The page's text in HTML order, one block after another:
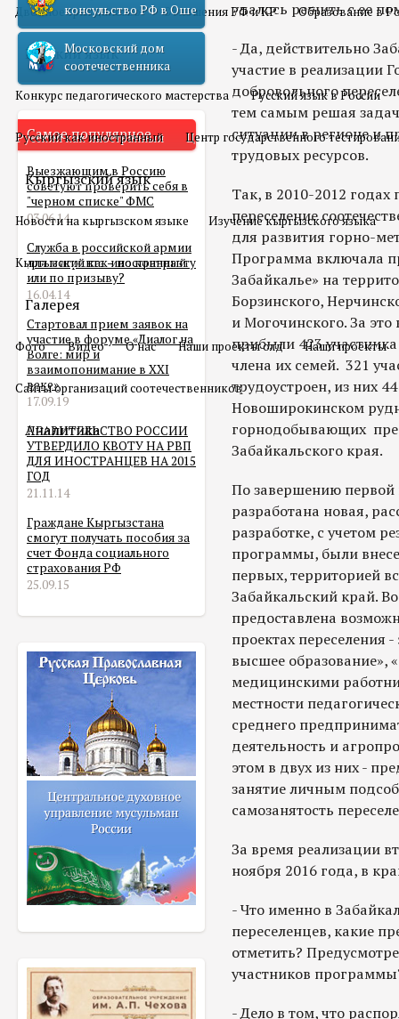
Двойное гражданство Отношения РФ и КР Образование в
Русский язык
Конкурс педагогического мастерства Русский язык в России
Русский как иностранный Центр государственного
Кыргызский язык
Новости на кыргызском языке Изучение кыргызского языка
Кыргызский как иностранный
Галерея
Фото Видео О нас Наши проекты олд Наши проекты
Сайты организаций соотечественников
Аналитика
консульство РФ в Оше
Московский дом
соотечественника
Самое популярное
Выезжающим в Россию
советуют проверить себя в
"черном списке" ФМС
03.06.14
Служба в российской армии
для мигранта – по контракту
или по призыву?
16.04.14
Стартовал прием заявок на
участие в форуме «Диалог на
Волге: мир и
взаимопонимание в XXI
веке»
17.09.19
ПРАВИТЕЛЬСТВО РОССИИ
УТВЕРДИЛО КВОТУ НА РВП
ДЛЯ ИНОСТРАНЦЕВ НА 2015
ГОД
21.11.14
Граждане Кыргызстана
смогут получать пособия за
счет Фонда социального
страхования РФ
25.09.15
удалось решить с ее
- Да, действительно
участие в реализации
добровольного
тем самым решая
ситуации в регионе и
трудовых ресурсов.
Так, в 2010-2012
переселение
для развития горно-
Программа включала
Забайкалье» на
Борзинского,
и Могочинского. За
прибыли 423
члена их семей. 321
трудоустроен, из них
Новоширокинском
горнодобывающих
Забайкальского края.
По завершению
разработана новая,
разработке, с учетом
программы, были
первых, территорией
Забайкальский край.
предоставлена
проектах переселения
высшее образование»,
медицинскими
местности
среднего
деятельность и
этом в двух из них -
занятие личным
самозанятость
За время реализации
ноября 2016 года, в
- Что именно в
переселенцев, какие
отметить?
участников
- Дело в том, что